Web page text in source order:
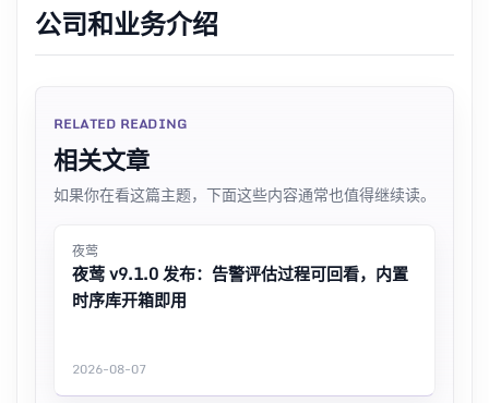
公司和业务介绍
RELATED READING
相关文章
如果你在看这篇主题，下面这些内容通常也值得继续读。
夜莺
夜莺 v9.1.0 发布：告警评估过程可回看，内置
时序库开箱即用
2026-08-07